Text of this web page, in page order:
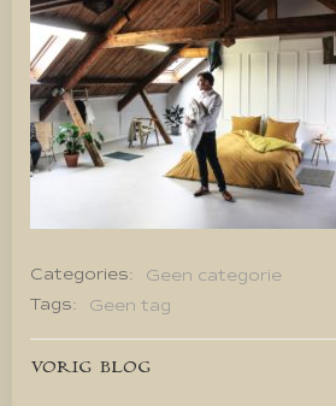
Categories:
Geen categorie
Tags:
Geen tag
Bericht
VORIG BLOG